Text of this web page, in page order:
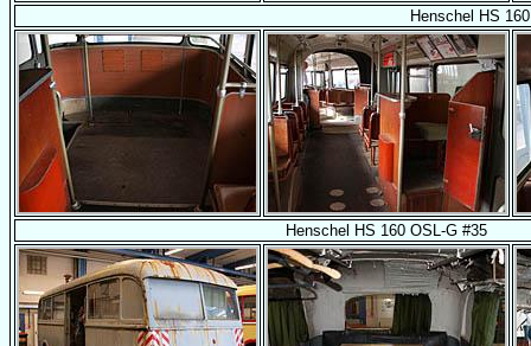
Henschel HS
Henschel HS 160 OSL-G #35